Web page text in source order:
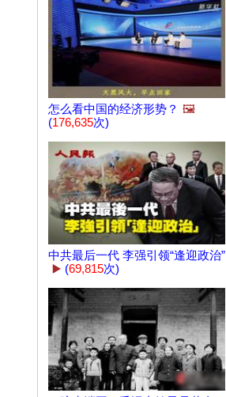
怎么看中国的经济形势？ 🖼️
(176,635次)
中共最后一代 李强引领“逢迎政治”
▶️ (69,815次)